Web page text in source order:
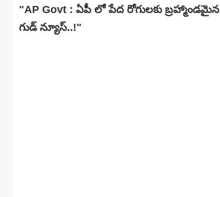
"AP Govt : ఏపీ లో పేద రోగులకు బ్రహ్మాండమైన
గుడ్ న్యూస్..!"